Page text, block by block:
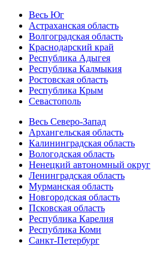
Весь Юг
Астраханская область
Волгоградская область
Краснодарский край
Республика Адыгея
Республика Калмыкия
Ростовская область
Республика Крым
Севастополь
Весь Северо-Запад
Архангельская область
Калининградская область
Вологодская область
Ненецкий автономный округ
Ленинградская область
Мурманская область
Новгородская область
Псковская область
Республика Карелия
Республика Коми
Санкт-Петербург